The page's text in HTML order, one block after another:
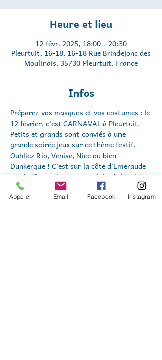
Heure et lieu
12 févr. 2025, 18:00 – 20:30
Pleurtuit, 16-18, 16-18 Rue Brindejonc des
Moulinais, 35730 Pleurtuit, France
Infos
Préparez vos masques et vos costumes : le
12 février, c'est CARNAVAL à Pleurtuit.
Petits et grands sont conviés à une
grande soirée jeux sur ce thème festif.
Oubliez Rio, Venise, Nice ou bien
Dunkerque ! C'est sur la côte d'Emeraude
que la fête va battre son plein. Arlequins,
dinosaures, fées ou pirates vont jouer,
s'amuser et partager un moment ludique
Appeler Email Facebook Instagram